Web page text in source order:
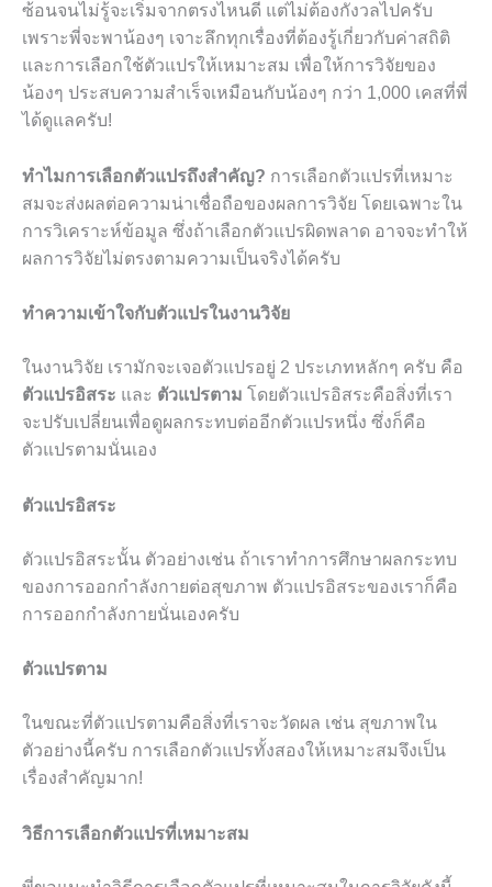
ซ้อนจนไม่รู้จะเริ่มจากตรงไหนดี แต่ไม่ต้องกังวลไปครับ
เพราะพี่จะพาน้องๆ เจาะลึกทุกเรื่องที่ต้องรู้เกี่ยวกับค่าสถิติ
และการเลือกใช้ตัวแปรให้เหมาะสม เพื่อให้การวิจัยของ
น้องๆ ประสบความสำเร็จเหมือนกับน้องๆ กว่า 1,000 เคสที่พี่
ได้ดูแลครับ!
ทำไมการเลือกตัวแปรถึงสำคัญ? การเลือกตัวแปรที่เหมาะ
สมจะส่งผลต่อความน่าเชื่อถือของผลการวิจัย โดยเฉพาะใน
การวิเคราะห์ข้อมูล ซึ่งถ้าเลือกตัวแปรผิดพลาด อาจจะทำให้
ผลการวิจัยไม่ตรงตามความเป็นจริงได้ครับ
ทำความเข้าใจกับตัวแปรในงานวิจัย
ในงานวิจัย เรามักจะเจอตัวแปรอยู่ 2 ประเภทหลักๆ ครับ คือ
ตัวแปรอิสระ และ ตัวแปรตาม โดยตัวแปรอิสระคือสิ่งที่เรา
จะปรับเปลี่ยนเพื่อดูผลกระทบต่ออีกตัวแปรหนึ่ง ซึ่งก็คือ
ตัวแปรตามนั่นเอง
ตัวแปรอิสระ
ตัวแปรอิสระนั้น ตัวอย่างเช่น ถ้าเราทำการศึกษาผลกระทบ
ของการออกกำลังกายต่อสุขภาพ ตัวแปรอิสระของเราก็คือ
การออกกำลังกายนั่นเองครับ
ตัวแปรตาม
ในขณะที่ตัวแปรตามคือสิ่งที่เราจะวัดผล เช่น สุขภาพใน
ตัวอย่างนี้ครับ การเลือกตัวแปรทั้งสองให้เหมาะสมจึงเป็น
เรื่องสำคัญมาก!
วิธีการเลือกตัวแปรที่เหมาะสม